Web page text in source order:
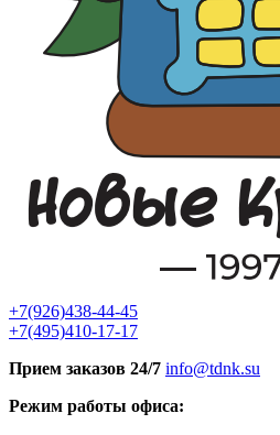
+7(926)438-44-45
+7(495)410-17-17
Прием заказов 24/7 info@tdnk.su
Режим работы офиса: